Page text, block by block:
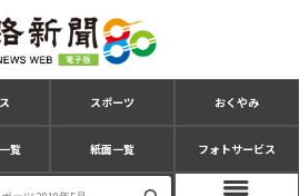
スポーツ おくやみ
覧 紙面一覧 フォトサービス